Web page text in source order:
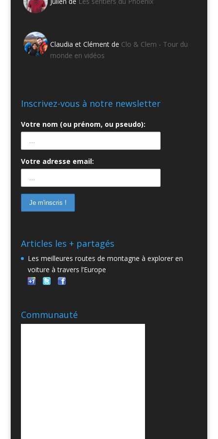
Claudia et Clément de Clo & Clem - Tour du
monde en vidéos
Inscrivez-vous à notre newsletter
Votre nom (ou prénom, ou pseudo):
Votre adresse email:
Articles les + partagés
Les meilleures routes de montagne à explorer en
voiture à travers l’Europe
Communauté